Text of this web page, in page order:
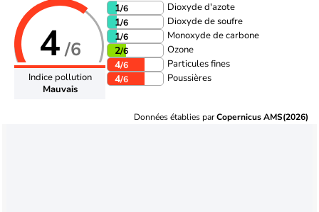
4/6
Indice pollution
Mauvais
1/6 Dioxyde d'azote
1/6 Dioxyde de soufre
1/6 Monoxyde de carbone
2/6 Ozone
4/6 Particules fines
4/6 Poussières
Données établies parCopernicus AMS(2026)